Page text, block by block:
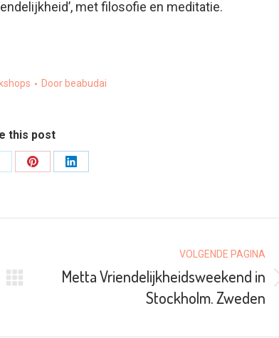
met filosofie en meditatie.
Door beabudai
this post
Share
Share
VOLGENDE PAGINA
Volgende
Metta Vriendelijkheidsweekend in
Stockholm. Zweden